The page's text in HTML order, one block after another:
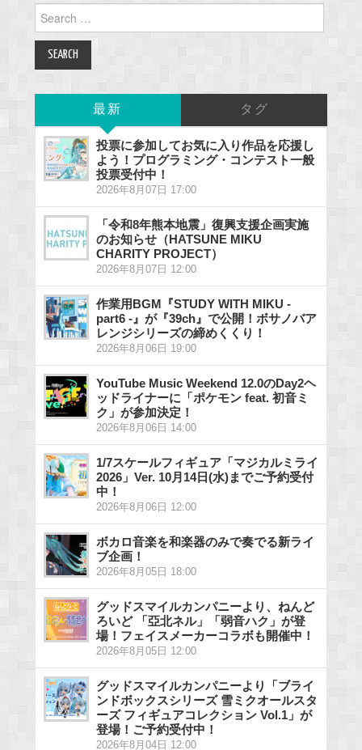
Search
for:
最新 タグ
投票に参加してお気に入り作品を応援し
よう！プログラミング・コンテスト一般
投票受付中！
2026年8月07日 17:00
「令和8年熊本地震」復興支援企画実施
のお知らせ（HATSUNE MIKU
CHARITY PROJECT）
2026年8月07日 12:00
作業用BGM『STUDY WITH MIKU -
part6 -』が『39ch』で公開！ボサノバア
レンジシリーズの締めくくり！
2026年8月06日 19:00
YouTube Music Weekend 12.0のDay2ヘ
ッドライナーに「ポケモン feat. 初音ミ
ク」が参加決定！
2026年8月06日 14:00
1/7スケールフィギュア「マジカルミライ
2026」Ver. 10月14日(水)までご予約受付
中！
2026年8月06日 12:00
ボカロ音楽を和楽器のみで奏でる新ライ
ブ企画！
2026年8月05日 18:00
グッドスマイルカンパニーより、ねんど
ろいど 「亞北ネル」「弱音ハク」が登
場！フェイスメーカーコラボも開催中！
2026年8月05日 12:00
グッドスマイルカンパニーより「ブライ
ンドボックスシリーズ 雪ミクオールスタ
ーズ フィギュアコレクション Vol.1」が
登場！ご予約受付中！
2026年8月04日 12:00